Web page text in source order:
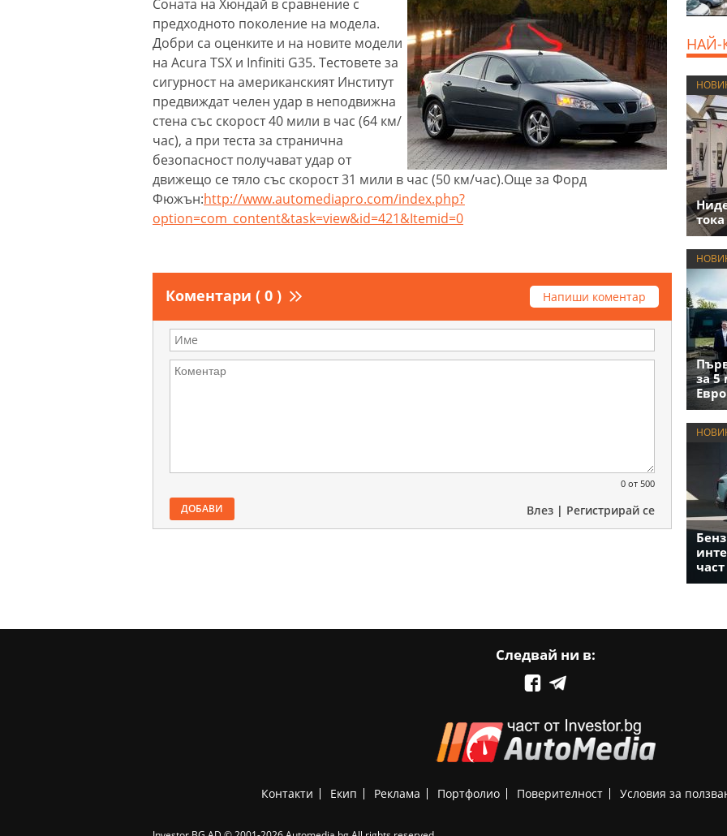
Соната на Хюндай в сравнение с
предходното поколение на модела.
Добри са оценките и на новите модели
на Acura TSX и Infiniti G35. Тестовете за
сигурност на американският Институт
предвиждат челен удар в неподвижна
стена със скорост 40 мили в час (64 км/
час), а при теста за странична
безопасност получават удар от
движещо се тяло със скорост 31 мили в час (50 км/час).Още за Форд
Фюжън:http://www.automediapro.com/index.php?
option=com_content&task=view&id=421&Itemid=0
Коментари ( 0 ) Напиши коментар
0 от 500
ДОБАВИ Влез | Регистрирай се
НАЙ-
за 5
част
Следвай ни в:
Контакти Екип Реклама Портфолио Поверителност Условия за